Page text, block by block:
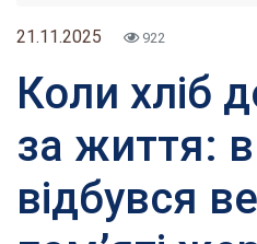
21.11.2025 922
Коли хліб
за життя:
відбувся